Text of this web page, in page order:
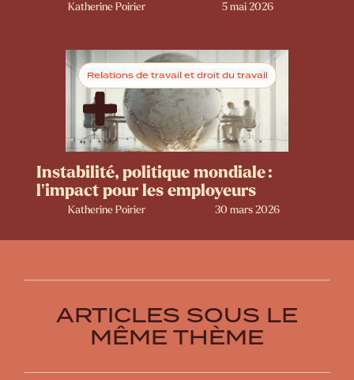
Katherine Poirier 5 mai 2026
Relations de travail et droit du travail
Instabilité, politique mondiale :
l’impact pour les employeurs
Katherine Poirier 30 mars 2026
ARTICLES SOUS LE
MÊME THÈME